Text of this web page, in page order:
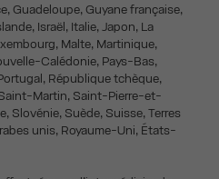
Guadeloupe, Guyane française,
Israël, Italie, Japon, La
Malte, Martinique,
Calédonie, Pays-Bas,
République tchèque,
Martin, Saint-Pierre-et-
Slovénie, Suède, Suisse, Terres
unis, Royaume-Uni, États-